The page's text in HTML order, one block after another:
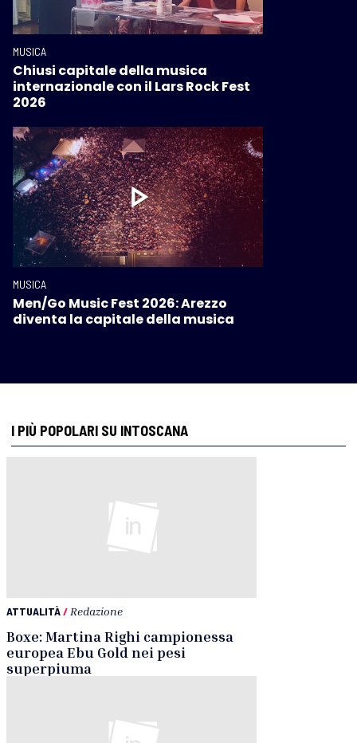
MUSICA
Chiusi capitale della musica
internazionale con il Lars Rock Fest
2026
MUSICA
Men/Go Music Fest 2026: Arezzo
diventa la capitale della musica
I PIÙ POPOLARI SU INTOSCANA
ATTUALITÀ/ Redazione
Boxe: Martina Righi campionessa
europea Ebu Gold nei pesi
superpiuma